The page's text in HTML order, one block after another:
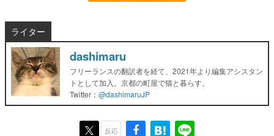
ライター
dashimaru
フリーランスの翻訳者を経て、2021年より編集アシスタン
トとして加入。京都の町屋で猫と暮らす。
Twitter： @dashimaruJP
反応